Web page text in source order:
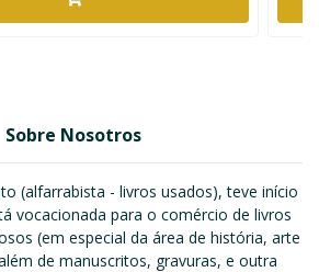
Sobre Nosotros
(alfarrabista - livros usados), teve início
vocacionada para o comércio de livros
(em especial da área de história, arte
de manuscritos, gravuras, e outra